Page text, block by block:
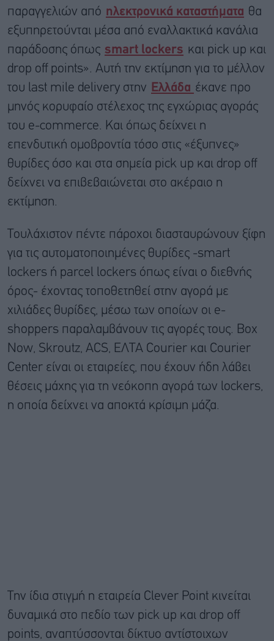
παραγγελιών από ηλεκτρονικά καταστήματα θα
εξυπηρετούνται μέσα από εναλλακτικά κανάλια
παράδοσης όπως smart lockers και pick up και
drop off points». Αυτή την εκτίμηση για το μέλλον
του last mile delivery στην
Ελλάδα έκανε προ
μηνός κορυφαίο στέλεχος της εγχώριας αγοράς
του e-commerce. Και όπως δείχνει η
επενδυτική ομοβροντία τόσο στις «έξυπνες»
θυρίδες όσο και στα σημεία pick up και drop off
δείχνει να επιβεβαιώνεται στο ακέραιο η
εκτίμηση.
Τουλάχιστον πέντε πάροχοι διασταυρώνουν ξίφη
για τις αυτοματοποιημένες θυρίδες -smart
lockers ή parcel lockers όπως είναι ο διεθνής
όρος- έχοντας τοποθετηθεί στην αγορά με
χιλιάδες θυρίδες, μέσω των οποίων οι e-
shoppers παραλαμβάνουν τις αγορές τους. Box
Now, Skroutz, ACS, ΕΛΤΑ Courier και Courier
Center είναι οι εταιρείες, που έχουν ήδη λάβει
θέσεις μάχης για τη νεόκοπη αγορά των lockers,
η οποία δείχνει να αποκτά κρίσιμη μάζα.
Την ίδια στιγμή η εταιρεία Clever Point κινείται
δυναμικά στο πεδίο των pick up και drop off
points, αναπτύσσονται δίκτυο αντίστοιχων